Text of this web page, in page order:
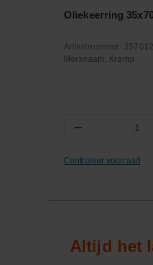
Oliekeerring
Artikelnummer:
Merknaam: Kramp
−
Controleer voorraad
Altijd het